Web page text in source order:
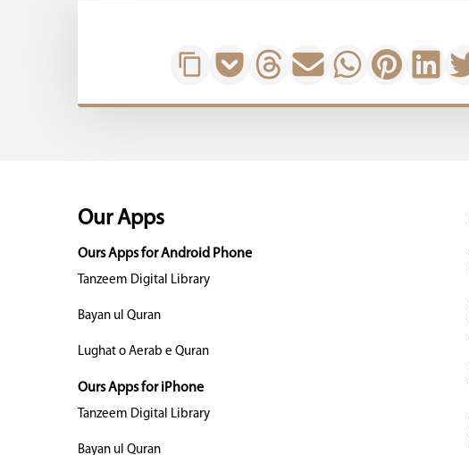
Our Apps
Ours Apps for Android Phone
Tanzeem Digital Library
Bayan ul Quran
Lughat o Aerab e Quran
Ours Apps for iPhone
Tanzeem Digital Library
Bayan ul Quran